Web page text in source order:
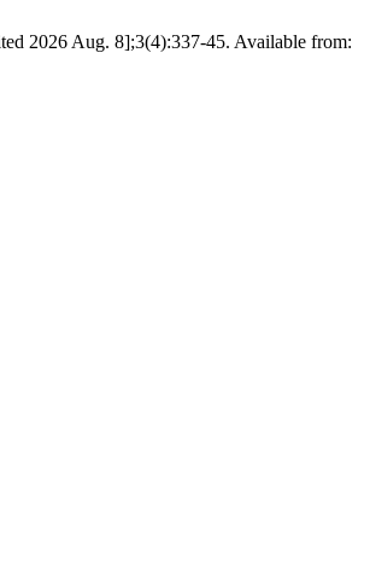
Aug. 8];3(4):337-45. Available from: